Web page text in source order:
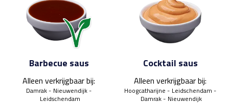
Barbecue saus
Alleen verkrijgbaar bij:
Damrak
Nieuwendijk
Leidschendam
Cocktail saus
Alleen verkrijgbaar bij:
Hoogcatharijne
Leidschendam
Damrak
Nieuwendijk